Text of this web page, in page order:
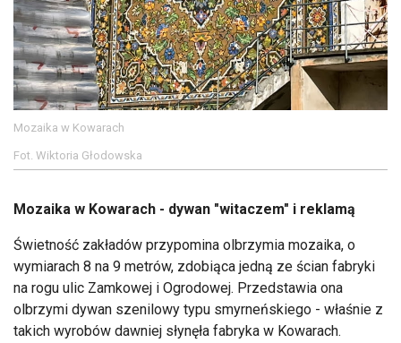
Mozaika w Kowarach
Fot. Wiktoria Głodowska
Mozaika w Kowarach - dywan "witaczem" i reklamą
Świetność zakładów przypomina olbrzymia mozaika, o
wymiarach 8 na 9 metrów, zdobiąca jedną ze ścian fabryki
na rogu ulic Zamkowej i Ogrodowej. Przedstawia ona
olbrzymi dywan szenilowy typu smyrneńskiego - właśnie z
takich wyrobów dawniej słynęła fabryka w Kowarach.